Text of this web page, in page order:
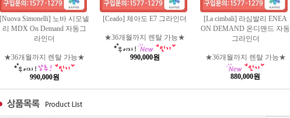
[Nuova Simonelli] 노바 시모넬
리 MDX On Demand 자동그
라인더
★36개월까지 렌탈 가능★
990,000원
[Ceado] 체아도 E7 그라인더
★36개월까지 렌탈 가능★
990,000원
[La cimbali] 라심발리 ENEA
ON DEMAND 온디맨드 자동
그라인더
★36개월까지 렌탈 가능★
880,000원